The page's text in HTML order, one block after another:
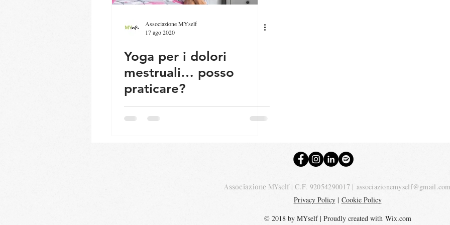
Associazione MYself
17 ago 2020
Yoga per i dolori
mestruali… posso
praticare?
Associazione MYself | C.F. 92054290017 |
Privacy Policy| Cookie Policy
© 2018 by MYself | Proudly created with Wix.com